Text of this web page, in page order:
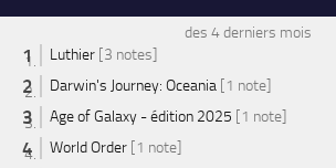
des 4 derniers mois
Luthier [3 notes]
Darwin's Journey: Oceania [1 note]
Age of Galaxy - édition 2025 [1 note]
World Order [1 note]